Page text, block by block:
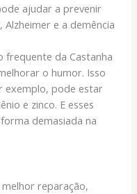
ajudar a prevenir
e a demência
frequente da Castanha
o humor. Isso
exemplo, pode estar
e zinco. E esses
demasiada na
reparação,